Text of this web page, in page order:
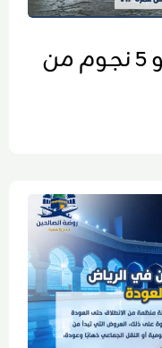
عمرة VIP بفندق فوكو 5 نجوم من